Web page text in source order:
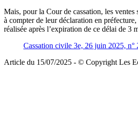
Mais, pour la Cour de cassation, les ventes
à compter de leur déclaration en
réalisée après l’expiration de ce délai de 3
Cassation civile 3e, 26 juin 2025, n°
Article du 15/07/2025 - © Copyright Les